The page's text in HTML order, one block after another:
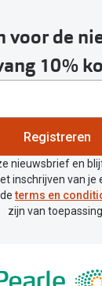
voor de
10%
Registreren
nieuwsbrief en
inschrijven van je
terms en
zijn van